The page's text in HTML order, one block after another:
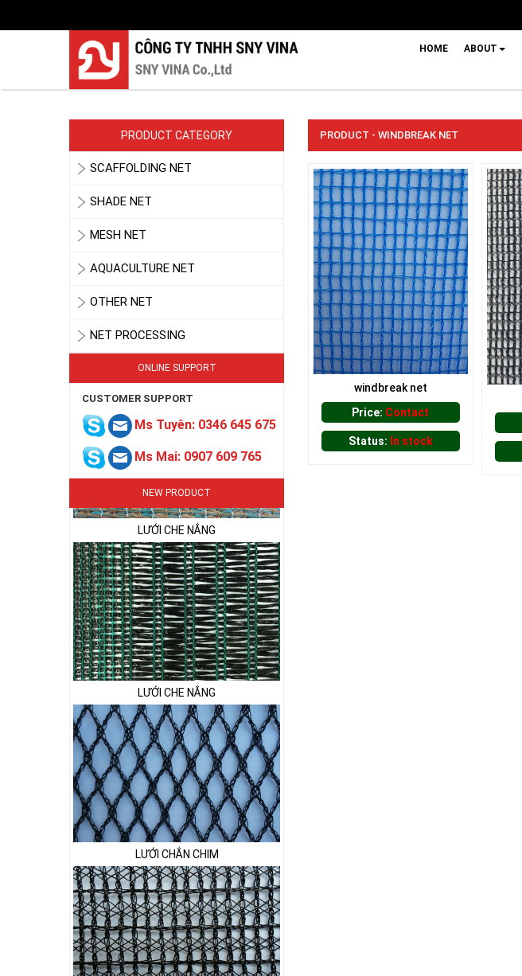
HOME ABOUT
PRODUCT CATEGORY
SCAFFOLDING NET
SHADE NET
MESH NET
AQUACULTURE NET
OTHER NET
NET PROCESSING
ONLINE SUPPORT
CUSTOMER SUPPORT
Ms Tuyên: 0346 645 675
Ms Mai: 0907 609 765
NEW PRODUCT
LƯỚI CHE NẮNG
LƯỚI CHE NẮNG
LƯỚI CHẮN CHIM
LƯỚI PHƠI NÔNG SẢN
PRODUCT - WINDBREAK NET
windbreak net
Price: Contact
Status: In stock